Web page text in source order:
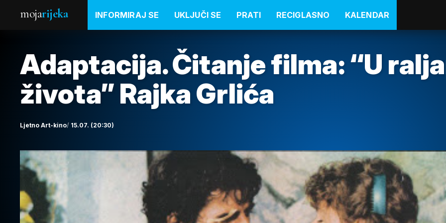
mojarijeka INFORMIRAJ SE UKLJUČI SE PRATI RECIGLASNO KALENDAR
Adaptacija. Čitanje filma: “U
života” Rajka Grlića
Ljetno Art-kino 15.07. (20:30)